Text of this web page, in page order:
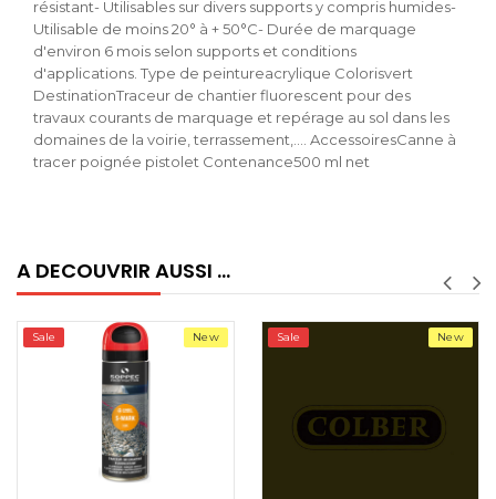
résistant- Utilisables sur divers supports y compris humides-
Utilisable de moins 20° à + 50°C- Durée de marquage
d'environ 6 mois selon supports et conditions
d'applications. Type de peintureacrylique Colorisvert
DestinationTraceur de chantier fluorescent pour des
travaux courants de marquage et repérage au sol dans les
domaines de la voirie, terrassement,…. AccessoiresCanne à
tracer poignée pistolet Contenance500 ml net
A DECOUVRIR AUSSI ...
Sale New Sale New